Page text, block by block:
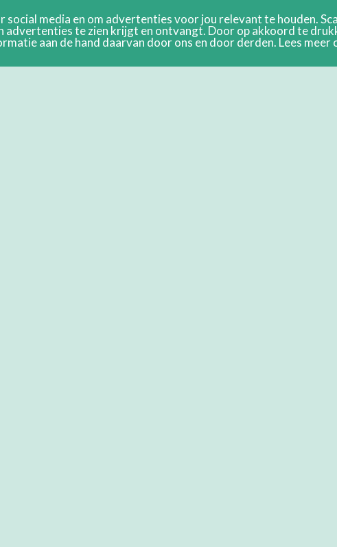
media en om advertenties voor jou relevant te houden.
te zien krijgt en ontvangt. Door op akkoord te
aan de hand daarvan door ons en door derden. Lees meer